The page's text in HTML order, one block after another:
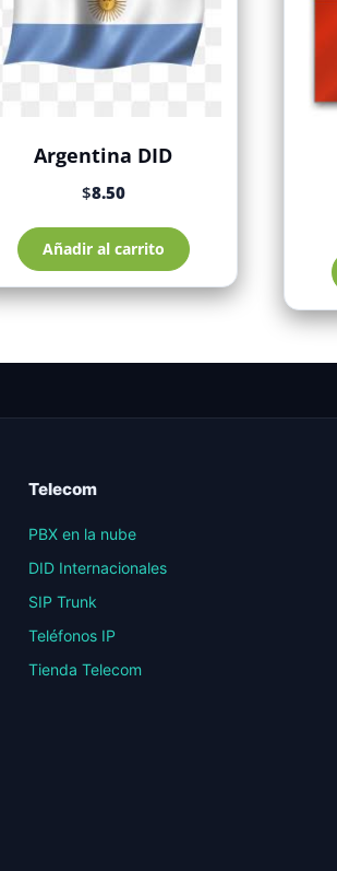
Argentina DID
$8.50
Añadir al carrito
Telecom
PBX en la nube
DID Internacionales
SIP Trunk
Teléfonos IP
Tienda Telecom